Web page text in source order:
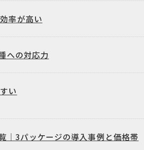
率が高い
への対応力
い
｜3パッケージの導入事例と価格帯